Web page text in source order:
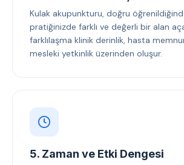
Kulak akupunkturu, doğru
pratiğinizde farklı ve değerli bir alan
farklılaşma klinik derinlik, hasta
mesleki yetkinlik üzerinden oluşur.
5. Zaman ve Etki Dengesi